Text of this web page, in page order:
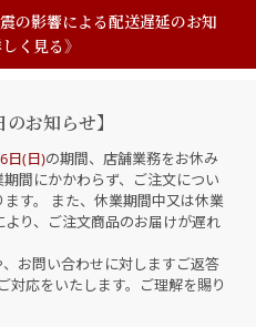
の影響による配送遅延のお知
く見る》
のお知らせ】
日(日)の期間、店舗業務をお休み
間にかかわらず、ご注文につい
す。 また、休業期間中又は休業
り、ご注文商品のお届けが遅れ
お問い合わせに対しますご返答
対応をいたします。ご理解を賜り